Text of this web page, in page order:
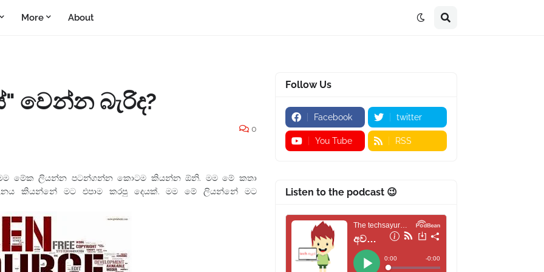
More About
වෙන්න බැරිද?
0
මේක ලියන්න පටන්ගන්න කොටම කියන්න ඕනි. මම මේ කතා
කියන්නේ මට එපාම කරපු දෙයක්. මම මේ ලියන්නේ මට
Follow Us
Facebook twitter
You Tube RSS
Listen to the podcast 😉